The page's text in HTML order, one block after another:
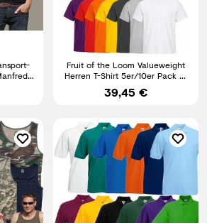
Fruit of the Loom Valueweight
Herren T-Shirt 5er/10er Pack S-
3XL
39,45 €